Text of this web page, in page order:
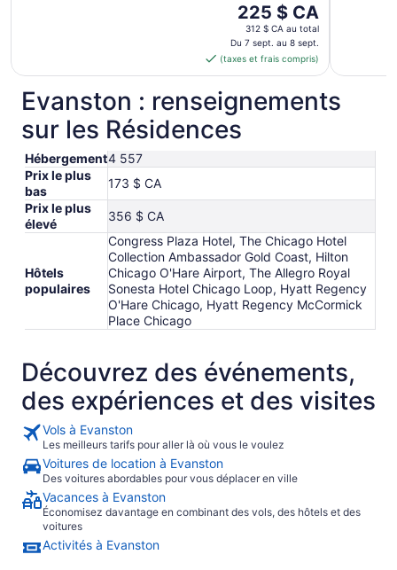
Le
prix
est
de 225 $ CA
par
nuit
du 7
sept.
sept.
225 $ CA
312 $ CA au total
Du 7 sept. au 8 sept.
(taxes et frais compris)
Evanston : renseignements
sur les Résidences
Hébergement4 557
Prix le plus
bas
173 $ CA
Prix le plus
élevé
356 $ CA
Hôtels
populaires
Congress Plaza Hotel, The Chicago Hotel
Collection Ambassador Gold Coast, Hilton
Chicago O'Hare Airport, The Allegro Royal
Sonesta Hotel Chicago Loop, Hyatt Regency
O'Hare Chicago, Hyatt Regency McCormick
Place Chicago
Découvrez des événements,
des expériences et des visites
Vols à Evanston
Les meilleurs tarifs pour aller là où vous le voulez
Voitures de location à Evanston
Des voitures abordables pour vous déplacer en ville
Vacances à Evanston
Économisez davantage en combinant des vols, des hôtels et des
voitures
Activités à Evanston